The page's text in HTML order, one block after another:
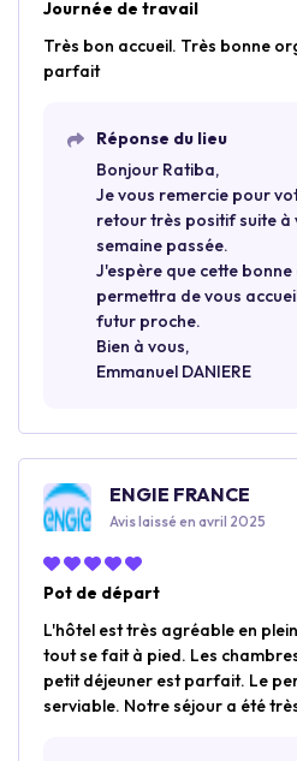
Journée de travail
Très bon accueil. Très bonne
parfait
Réponse du lieu
Bonjour Ratiba,
Je vous remercie pour
retour très positif suite à
semaine passée.
J'espère que cette
permettra de vous
futur proche.
Bien à vous,
Emmanuel DANIERE
ENGIE FRANCE
Avis laissé en avril 2025
Pot de départ
L'hôtel est très agréable en
tout se fait à pied. Les
petit déjeuner est parfait. Le
serviable. Notre séjour a été